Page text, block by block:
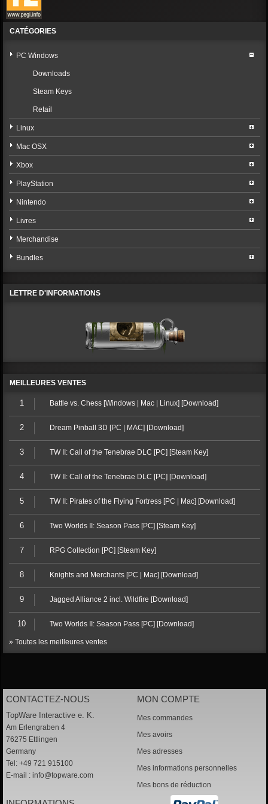
CATÉGORIES
PC Windows
Downloads
Steam Keys
Retail
Linux
Mac OSX
Xbox
PlayStation
Nintendo
Livres
Merchandise
Bundles
LETTRE D'INFORMATIONS
MEILLEURES VENTES
1 Battle vs. Chess [Windows | Mac | Linux] [Download]
2 Dream Pinball 3D [PC | MAC] [Download]
3 TW II: Call of the Tenebrae DLC [PC] [Steam Key]
4 TW II: Call of the Tenebrae DLC [PC] [Download]
5 TW II: Pirates of the Flying Fortress [PC | Mac] [Download]
6 Two Worlds II: Season Pass [PC] [Steam Key]
7 RPG Collection [PC] [Steam Key]
8 Knights and Merchants [PC | Mac] [Download]
9 Jagged Alliance 2 incl. Wildfire [Download]
10 Two Worlds II: Season Pass [PC] [Download]
» Toutes les meilleures ventes
CONTACTEZ-NOUS
TopWare Interactive e. K.
Am Erlengraben 4
76275 Ettlingen
Germany
Tel: +49 721 915100
E-mail : info@topware.com
MON COMPTE
Mes commandes
Mes avoirs
Mes adresses
Mes informations personnelles
Mes bons de réduction